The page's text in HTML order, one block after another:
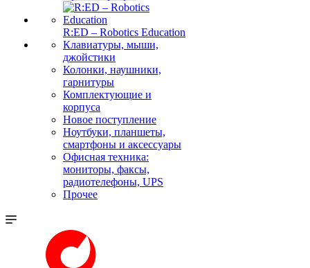
R:ED – Robotics Education
Клавиатуры, мыши,
джойстики
Колонки, наушники,
гарнитуры
Комплектующие и
корпуса
Новое поступление
Ноутбуки, планшеты,
смартфоны и аксессуары
Офисная техника:
мониторы, факсы,
радиотелефоны, UPS
Прочее